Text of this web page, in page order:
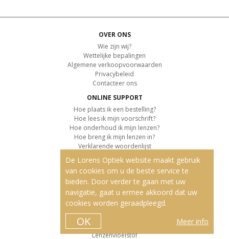
OVER ONS
Wie zijn wij?
Wettelijke bepalingen
Algemene verkoopvoorwaarden
Privacybeleid
Contacteer ons
ONLINE SUPPORT
Hoe plaats ik een bestelling?
Hoe lees ik mijn voorschrift?
Hoe onderhoud ik mijn lenzen?
Hoe breng ik mijn lenzen in?
Verklarende woordenlijst
KLANTENSERVICE
Informatie over de levering
Informatie over de betaling
Retourvoorwaarden
ONZE PRODUCTEN
Contactlenzen
Lenzenvloeistof
De Lorens Optiek website maakt gebruik
van cookies om u de beste service te
bieden. Door verder te gaan met uw
navigatie, gaat u ermee akkoord dat uw
cookies worden geraadpleegd.
Meer info
OK